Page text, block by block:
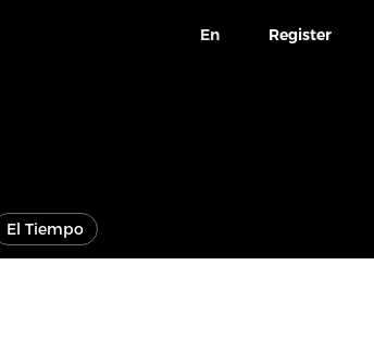
En Register
El Tiempo